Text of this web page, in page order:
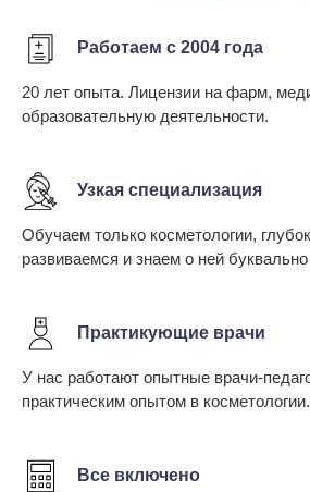
Работаем с 2004 года
20 лет опыта. Лицензии на фарм,
образовательную деятельности.
Узкая специализация
Обучаем только косметологии,
развиваемся и знаем о ней
Практикующие врачи
У нас работают опытные врачи-
практическим опытом в косметологии.
Все включено